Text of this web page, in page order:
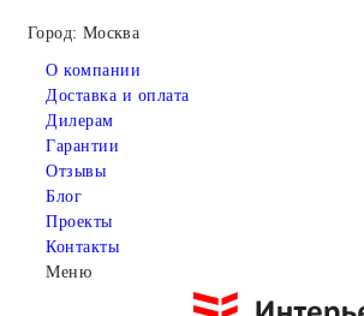
Город: Москва
О компании
Доставка и оплата
Дилерам
Гарантии
Отзывы
Блог
Проекты
Контакты
Меню